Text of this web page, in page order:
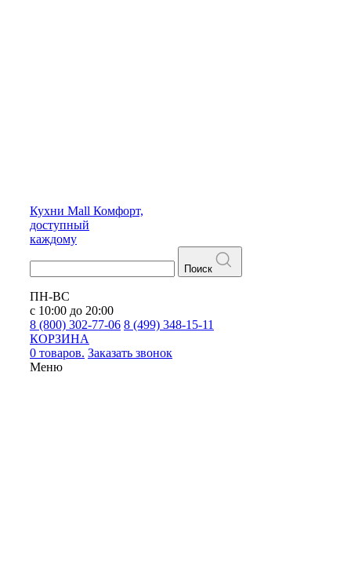
Кухни Mall Комфорт,
доступный
каждому
Поиск
ПН-ВС
с 10:00 до 20:00
8 (800) 302-77-06 8 (499) 348-15-11
КОРЗИНА
0 товаров. Заказать звонок
Меню